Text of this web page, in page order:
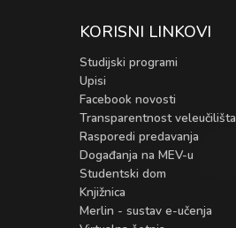
KORISNI LINKOVI
Studijski programi
Upisi
Facebook novosti
Transparentnost veleučilišta
Rasporedi predavanja
Događanja na MEV-u
Studentski dom
Knjižnica
Merlin - sustav e-učenja